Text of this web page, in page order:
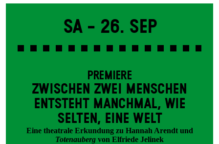
Sa - 26. Sep
PREMIERE
ZWISCHEN ZWEI MENSCHEN
ENT­STEHT MANCH­MAL, WIE
SELTEN, EINE WELT
Eine theatrale Erkundung zu Hannah Arendt und
Totenauberg von Elfriede Jelinek